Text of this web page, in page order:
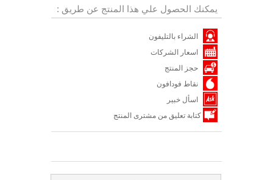
يمكنك الحصول علي هذا المنتج عن طريق :
الشراء بالتليفون
اسعار الشركات
حجز المنتج
نقاط فودافون
اسأل خبير
كتابة تعليق من مشترى المنتج